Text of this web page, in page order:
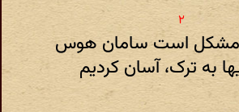
مشکل است سامان هوس
به ترک، آسان کردیم